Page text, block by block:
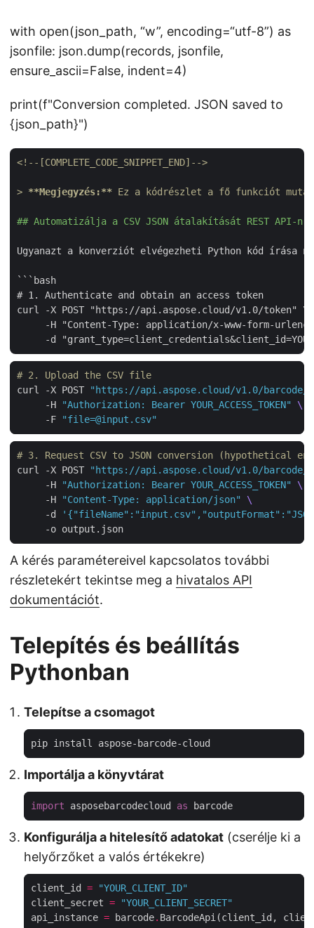
with open(json_path, “w”, encoding=“utf-8”) as
jsonfile: json.dump(records, jsonfile,
ensure_ascii=False, indent=4)
print(f"Conversion completed. JSON saved to
{json_path}")
<!--[COMPLETE_CODE_SNIPPET_END]-->
> **Megjegyzés:** Ez a kódrészlet a fő funkciót
## Automatizálja a CSV JSON átalakítását REST API-n
Ugyanazt a konverziót elvégezheti Python kód írása
```bash
# 1. Authenticate and obtain an access token
curl -X POST "https://api.aspose.cloud/v1.0/token" \
-H "Content-Type: application/x-www-form-
# 2. Upload the CSV file
curl -X POST
"https://api.aspose.cloud/v1.0/barcode/
     -H
"Authorization: Bearer YOUR_ACCESS_TOKEN"
     -F
"file=@input.csv"
# 3. Request CSV to JSON conversion (hypothetical
curl -X POST
"https://api.aspose.cloud/v1.0/barcode/
     -H
"Authorization: Bearer YOUR_ACCESS_TOKEN"
     -H
"Content-Type: application/json"
     -d
A kérés paramétereivel kapcsolatos további
részletekért tekintse meg a hivatalos API
dokumentációt.
Telepítés és beállítás
Pythonban
Telepítse a csomagot
Importálja a könyvtárat
import asposebarcodecloud as
Konfigurálja a hitelesítő adatokat (cserélje ki a
helyőrzőket a valós értékekre)
client_id =
"YOUR_CLIENT_ID"
client_secret =
"YOUR_CLIENT_SECRET"
api_instance = barcode.